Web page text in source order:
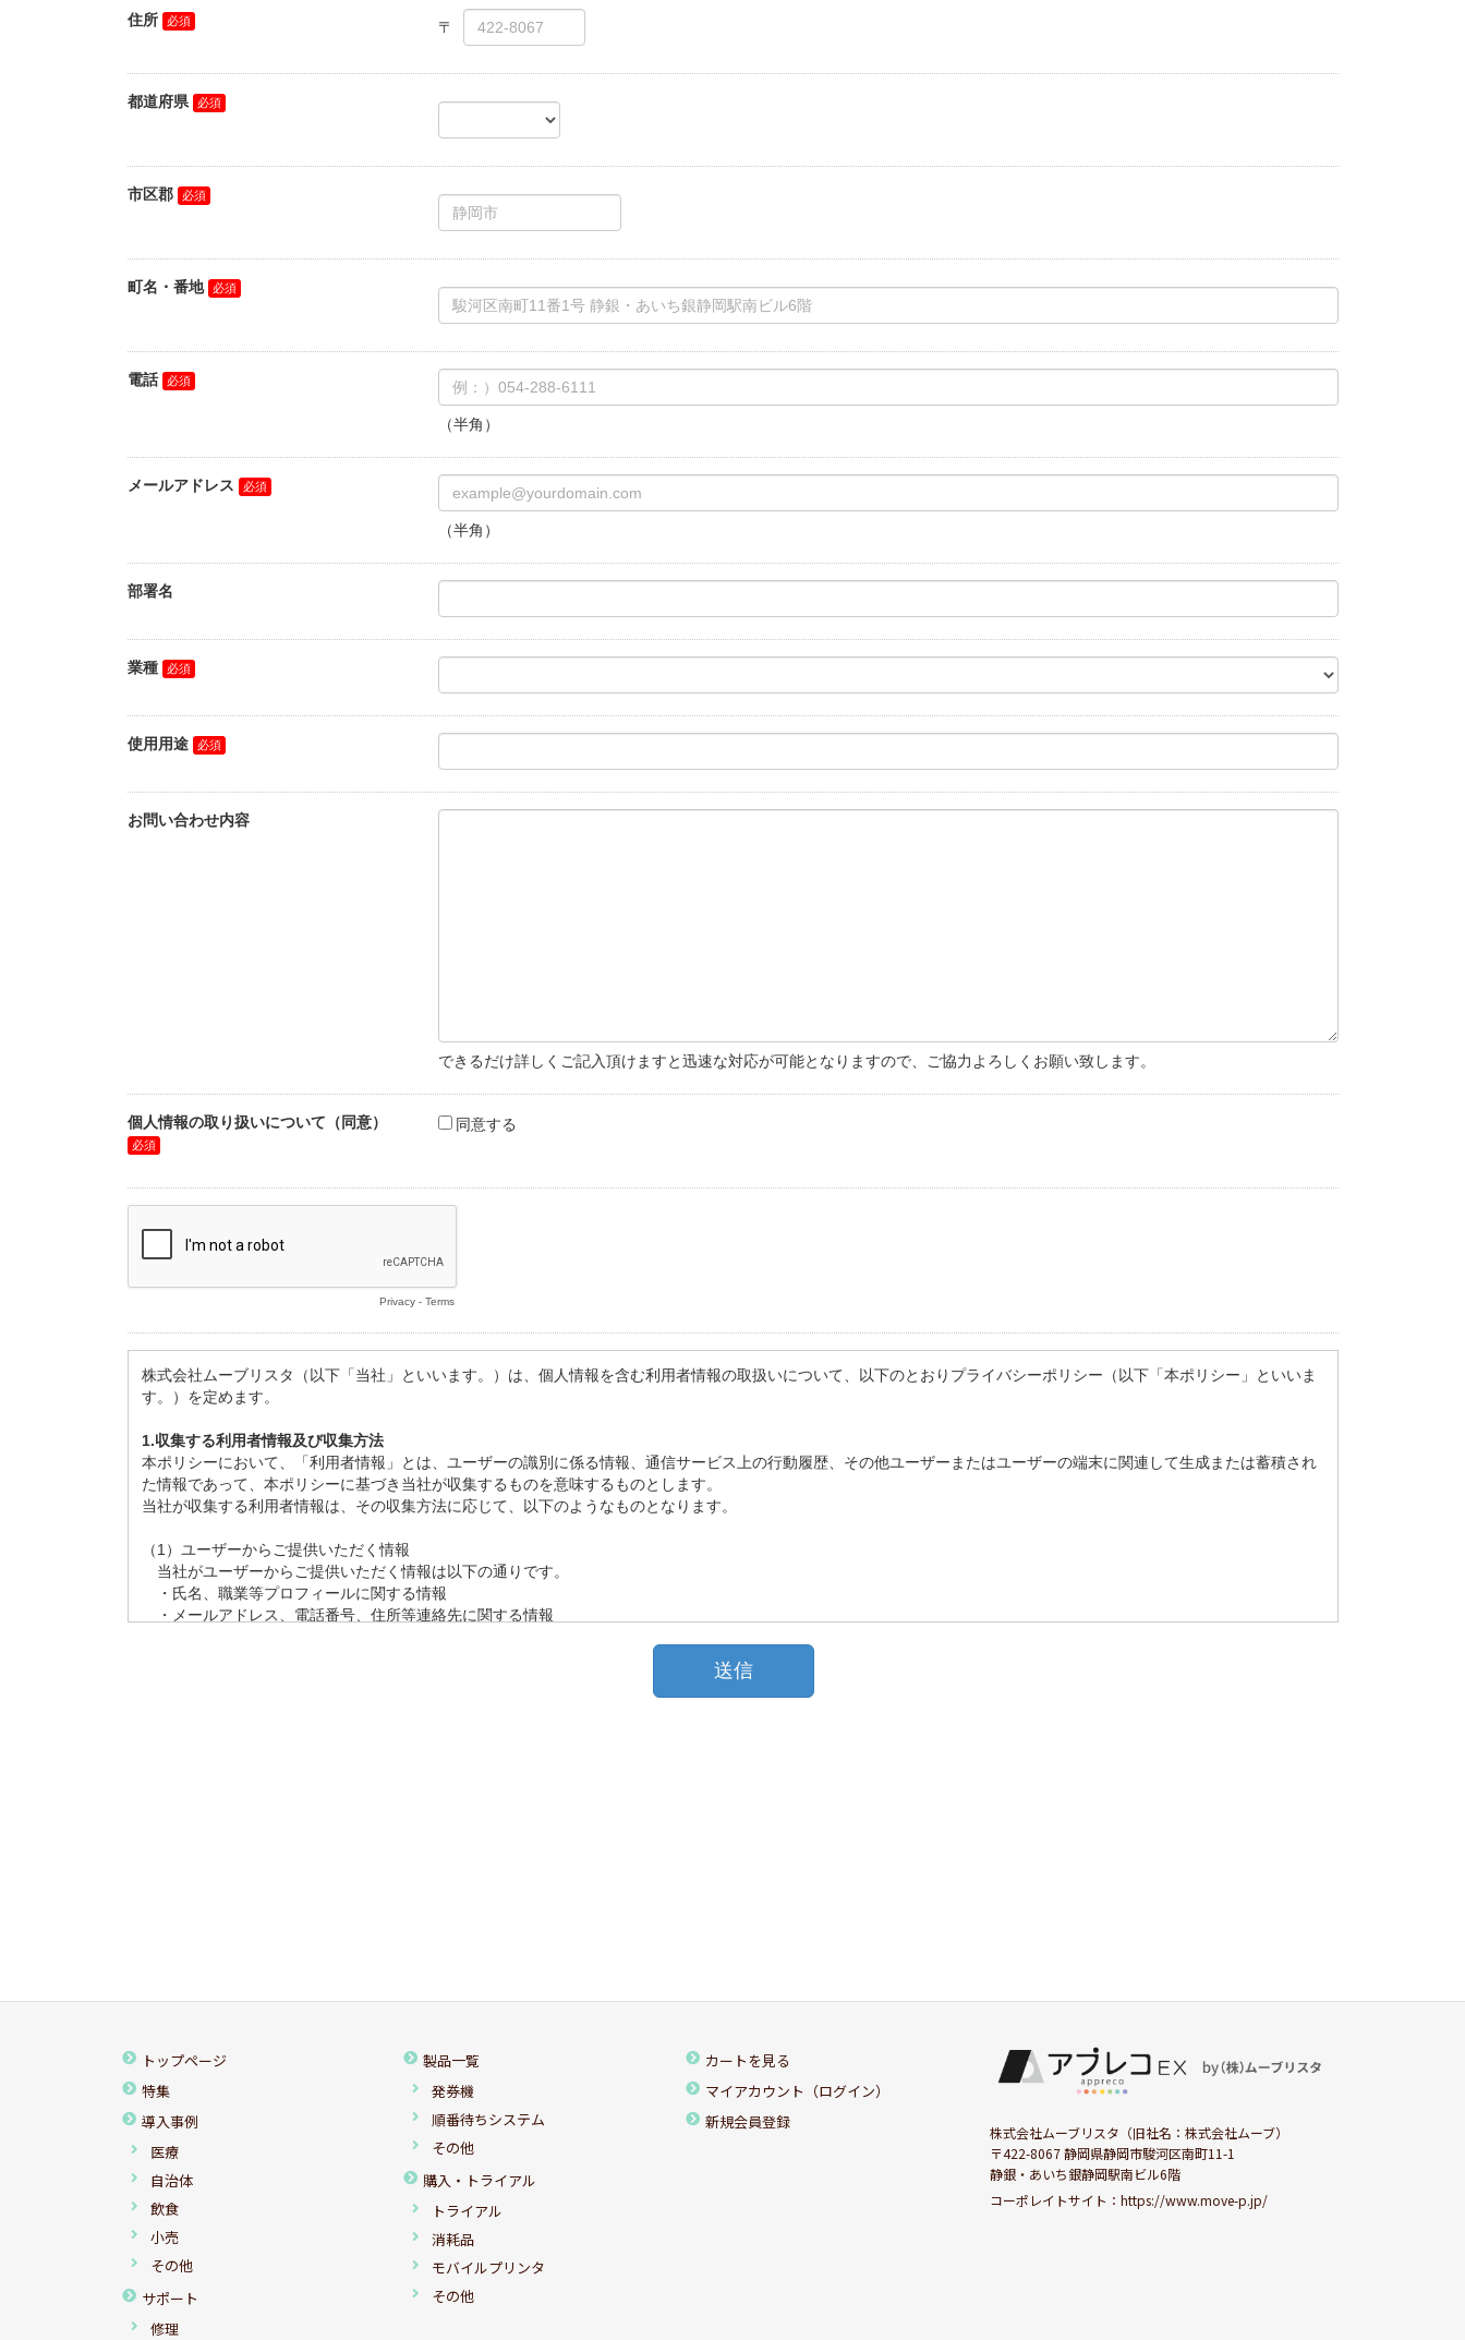
トップページ
特集
導入事例
医療
自治体
飲食
小売
その他
サポート
修理
製品一覧
発券機
順番待ちシステム
その他
購入・トライアル
トライアル
消耗品
モバイルプリンタ
その他
カートを見る
マイアカウント（ログイン）
新規会員登録
株式会社ムーブリスタ（旧社名：株式会社ムーブ）
〒422-8067 静岡県静岡市駿河区南町11-1
静銀・あいち銀静岡駅南ビル6階
コーポレイトサイト：https://www.move-p.jp/